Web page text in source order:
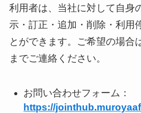
利用者は、当社に対して自身
示・訂正・追加・削除・利用
とができます。ご希望の場合
までご連絡ください。
お問い合わせフォーム：
https://